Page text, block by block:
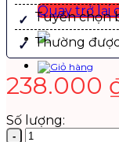
Quay trở lại
Tuyển chọn
Thường
238.000
Số lượng:
Ấn